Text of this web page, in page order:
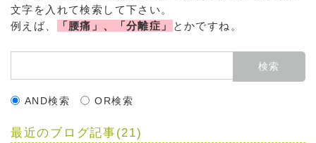
文字を入れて検索して下さい。
例えば、
「腰痛」、「分離症」 とかですね。
AND検索 OR検索
最近のブログ記事(21)